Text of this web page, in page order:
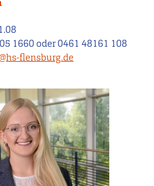
1660 oder 0461 48161 108
flensburg.de